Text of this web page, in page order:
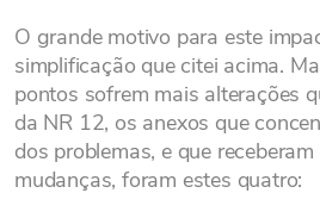
O grande motivo para este
simplificação que citei acima.
pontos sofrem mais alterações
da NR 12, os anexos que
dos problemas, e que
mudanças, foram estes quatro: